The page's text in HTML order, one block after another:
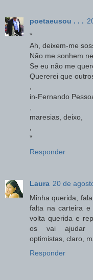
poetaeusou . . .
*
Ah, deixem-me
Não me sonhem
Se eu não me
Quererei que
in-Fernando
maresias, deixo,
*
Responder
Laura 20 de
Minha querida;
falta na carteira
volta querida e
os vai ajudar
optimistas, claro,
Responder